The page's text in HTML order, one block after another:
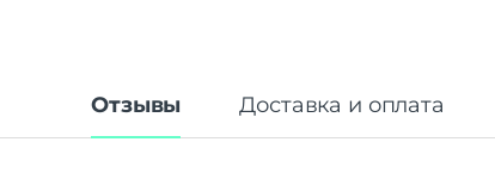
Отзывы Доставка и оплата